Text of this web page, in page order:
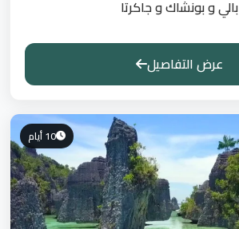
بالي و بونشاك و جاكرتا
عرض التفاصيل
10 أيام